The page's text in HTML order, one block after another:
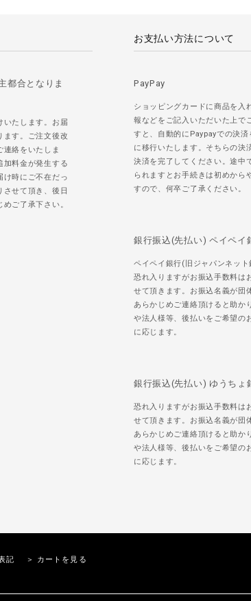
都合となりま
いたします。お届
ます。ご注文後改
絡をいたしま
加料金が発生する
け時にご不在だっ
させて頂き、後日
めご了承下さい。
お支払い方法について
PayPay
ショッピングカードに商品を入
報などをご記入いただいた上で
すと、自動的にPaypayでの決済
に移行いたします。そちらの決
決済を完了してください。途中
られますとお手続きは初めから
すので、何卒ご了承ください。
銀行振込(先払い) ペイペイ
ペイペイ銀行(旧ジャパンネット
恐れ入りますがお振込手数料は
せて頂きます。お振込名義が団
あらかじめご連絡頂けると助か
や法人様等、後払いをご希望の
に応じます。
銀行振込(先払い) ゆうちょ
恐れ入りますがお振込手数料は
せて頂きます。お振込名義が団
あらかじめご連絡頂けると助か
や法人様等、後払いをご希望の
に応じます。
記 ＞ カートを見る